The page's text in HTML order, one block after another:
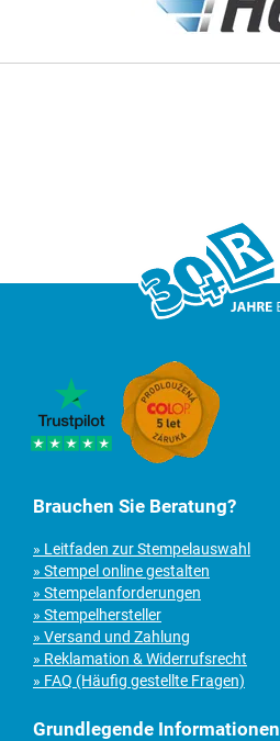
Brauchen Sie Beratung?
» Leitfaden zur Stempelauswahl
» Stempel online gestalten
» Stempelanforderungen
» Stempelhersteller
» Versand und Zahlung
» Reklamation & Widerrufsrecht
» FAQ (Häufig gestellte Fragen)
Grundlegende Informationen